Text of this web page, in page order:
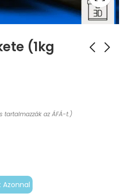
(1kg
tartalmazzák az ÁFÁ-t.)